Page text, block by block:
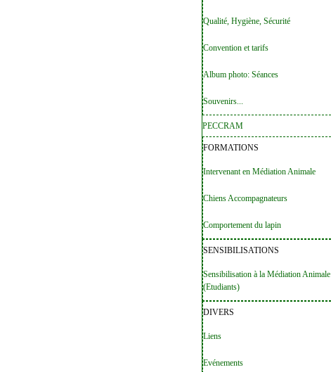
Qualité, Hygiène, Sécurité
Convention et tarifs
Album photo: Séances
Souvenirs...
PECCRAM
FORMATIONS
Intervenant en Médiation Animale
Chiens Accompagnateurs
Comportement du lapin
SENSIBILISATIONS
Sensibilisation à la Médiation Animale
(Etudiants)
DIVERS
Liens
Evénements